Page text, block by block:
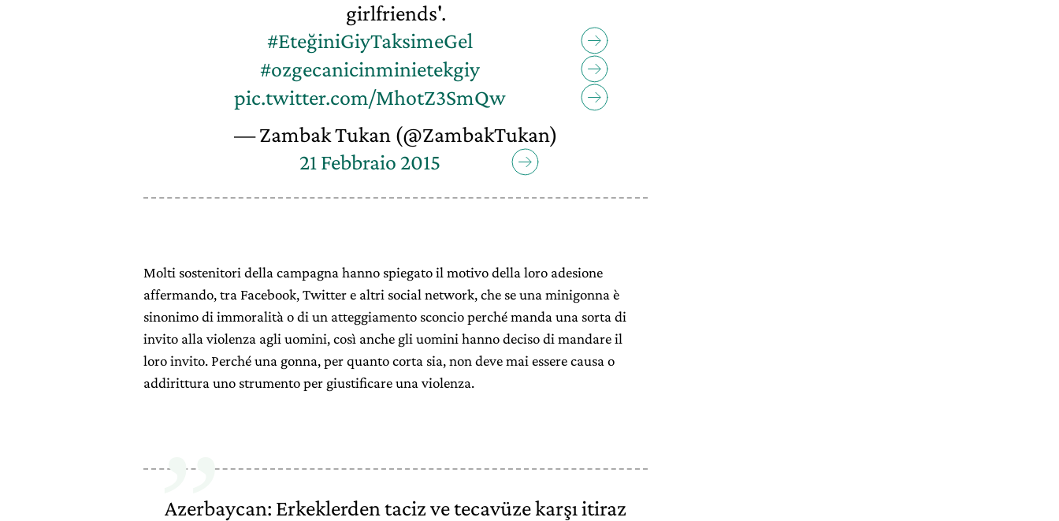
girlfriends'.
#EteğiniGiyTaksimeGel
#ozgecanicinminietekgiy
pic.twitter.com/MhotZ3SmQw
— Zambak Tukan (@ZambakTukan)
21 Febbraio 2015
Molti sostenitori della campagna hanno spiegato il motivo della loro adesione
affermando, tra Facebook, Twitter e altri social network, che se una minigonna è
sinonimo di immoralità o di un atteggiamento sconcio perché manda una sorta di
invito alla violenza agli uomini, così anche gli uomini hanno deciso di mandare il
loro invito. Perché una gonna, per quanto corta sia, non deve mai essere causa o
addirittura uno strumento per giustificare una violenza.
Azerbaycan: Erkeklerden taciz ve tecavüze karşı itiraz